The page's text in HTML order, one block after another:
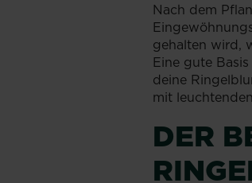
Nach dem
gehalten wird,
Eine gute
deine
mit
DER